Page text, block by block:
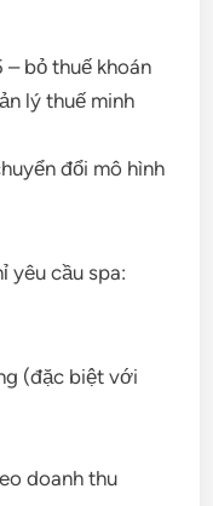
bỏ thuế khoán
lý thuế minh
đổi mô hình
yêu cầu spa:
(đặc biệt với
doanh thu